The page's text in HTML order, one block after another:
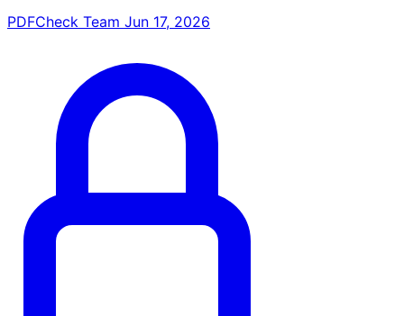
PDFCheck Team Jun 17, 2026